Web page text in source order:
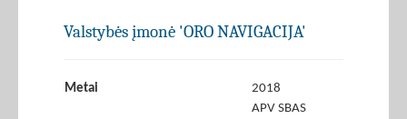
Valstybės įmonė 'ORO NAVIGACIJA'
Metai 2018
APV SBAS